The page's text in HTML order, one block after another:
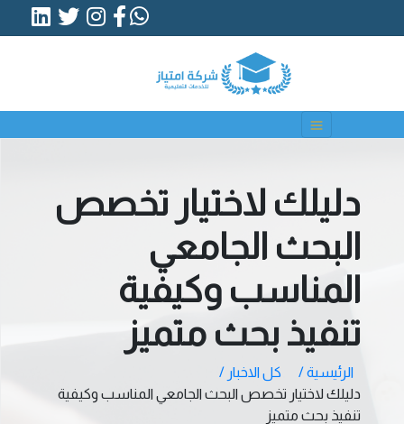
دليلك لاختيار تخصص
البحث الجامعي
المناسب وكيفية
تنفيذ بحث متميز
الرئيسية /
كل الاخبار /
دليلك لاختيار تخصص البحث الجامعي المناسب وكيفية
تنفيذ بحث متميز